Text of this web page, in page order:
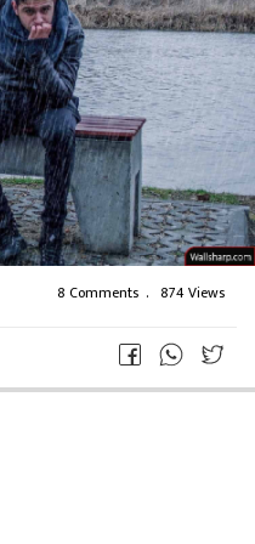
8 Comments . 874 Views